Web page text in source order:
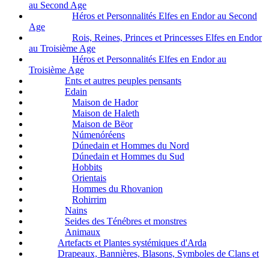
au Second Age
Héros et Personnalités Elfes en Endor au Second
Age
Rois, Reines, Princes et Princesses Elfes en Endor
au Troisième Age
Héros et Personnalités Elfes en Endor au
Troisième Age
Ents et autres peuples pensants
Edain
Maison de Hador
Maison de Haleth
Maison de Bëor
Númenóréens
Dúnedain et Hommes du Nord
Dúnedain et Hommes du Sud
Hobbits
Orientais
Hommes du Rhovanion
Rohirrim
Nains
Seides des Ténébres et monstres
Animaux
Artefacts et Plantes systémiques d'Arda
Drapeaux, Bannières, Blasons, Symboles de Clans et